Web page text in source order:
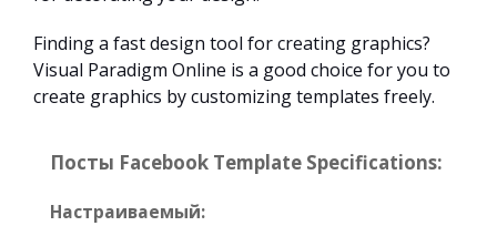
Finding a fast design tool for creating graphics?
Visual Paradigm Online is a good choice for you to
create graphics by customizing templates freely.
Посты Facebook Template Specifications:
Настраиваемый: